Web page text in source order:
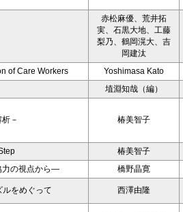
赤松麻優、荒井拓
実、石黒大地、工藤
梨乃、鶴岡滉大、吉
岡建汰
of Care Workers Yoshimasa Kato
埴淵知哉（編）
－ 椿美智子
椿美智子
力の視点から―
橋野晶寛
ルをめぐって 西澤由隆